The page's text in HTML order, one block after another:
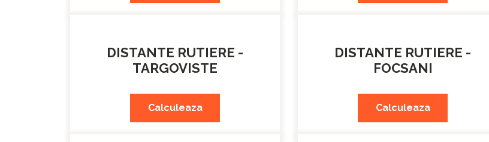
DISTANTE RUTIERE -
TARGOVISTE
Calculeaza
DISTANTE RUTIERE -
FOCSANI
Calculeaza